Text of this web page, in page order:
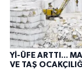
Yİ-ÜFE ARTTI...
VE TAŞ